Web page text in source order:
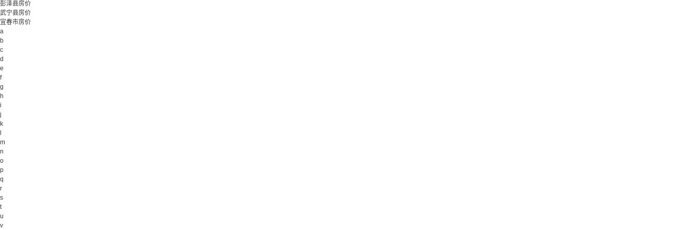
彭泽县房价
武宁县房价
宜春市房价
a
b
c
d
e
f
g
h
i
j
k
m
n
o
p
q
r
s
t
u
v